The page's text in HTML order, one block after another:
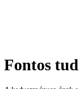
Fontos